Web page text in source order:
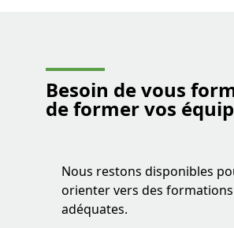
Besoin de vous
de former vos
Nous restons disponibles
orienter vers des formations
adéquates.